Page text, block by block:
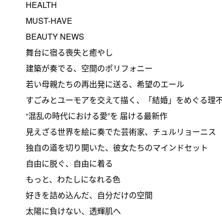
HEALTH
MUST-HAVE
BEAUTY NEWS
舞台に宿る喪失と癒やし
建築が奏でる、空間のポリフォニー
若い母親たちの再出発に送る、希望のエール
すごみとユーモアを交えて描く、「結婚」をめぐる理
“混乱の時代における愛”を 届ける最新作
見えざる世界を絵に奏でた芸術家、チュルリョーニス
独自の道を切り開いた、彼女たちのマインドセット
自由に脱ぐ、自由に着る
もっと、わたしになれる色
好きを詰め込んだ、自分だけの空間
太陽に負けない、透輝肌へ